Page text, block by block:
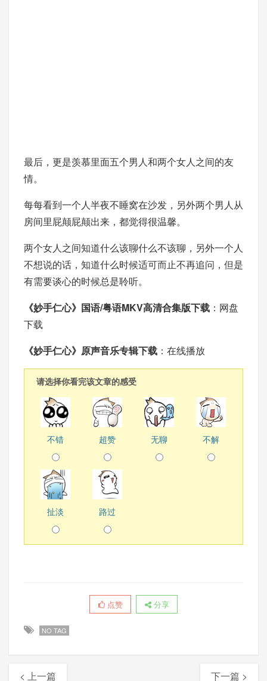
最后，更是羡慕里面五个男人和两个女人之间的友
情。
每每看到一个人半夜不睡窝在沙发，另外两个男人从
房间里屁颠屁颠出来，都觉得很温馨。
两个女人之间知道什么该聊什么不该聊，另外一个人
不想说的话，知道什么时候适可而止不再追问，但是
有需要谈心的时候总是聆听。
《妙手仁心》国语/粤语MKV高清合集版下载 ： 网盘
下载
《妙手仁心》原声音乐专辑下载 ： 在线播放
请选择你看完该文章的感受
不错 超赞 无聊 不解
扯淡 路过
点赞 分享
NO TAG
< 上一篇 下一篇 >